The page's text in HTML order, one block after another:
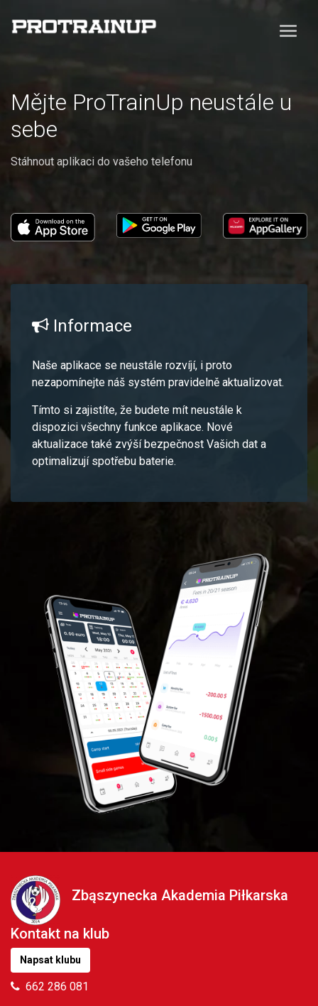
Mějte ProTrainUp neustále u
sebe
Stáhnout aplikaci do vašeho telefonu
Informace
Naše aplikace se neustále rozvíjí, i proto
nezapomínejte náš systém pravidelně aktualizovat.
Tímto si zajistíte, že budete mít neustále k
dispozici všechny funkce aplikace. Nové
aktualizace také zvýší bezpečnost Vašich dat a
optimalizují spotřebu baterie.
Zbąszynecka Akademia Piłkarska
Kontakt na klub
Napsat klubu
662 286 081